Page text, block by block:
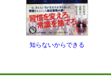
知らないからできる